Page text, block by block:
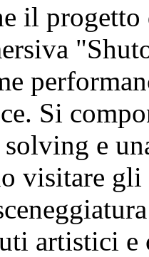
il
Si
e
visitare gli
artistici